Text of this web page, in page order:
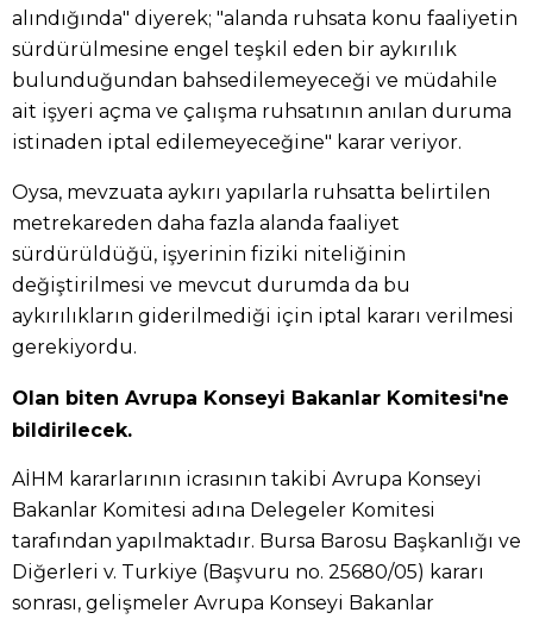
alındığında" diyerek; "alanda ruhsata konu faaliyetin
sürdürülmesine engel teşkil eden bir aykırılık
bulunduğundan bahsedilemeyeceği ve müdahile
ait işyeri açma ve çalışma ruhsatının anılan duruma
istinaden iptal edilemeyeceğine" karar veriyor.
Oysa, mevzuata aykırı yapılarla ruhsatta belirtilen
metrekareden daha fazla alanda faaliyet
sürdürüldüğü, işyerinin fiziki niteliğinin
değiştirilmesi ve mevcut durumda da bu
aykırılıkların giderilmediği için iptal kararı verilmesi
gerekiyordu.
Olan biten Avrupa Konseyi Bakanlar Komitesi'ne
bildirilecek.
AİHM kararlarının icrasının takibi Avrupa Konseyi
Bakanlar Komitesi adına Delegeler Komitesi
tarafından yapılmaktadır. Bursa Barosu Başkanlığı ve
Diğerleri v. Turkiye (Başvuru no. 25680/05) kararı
sonrası, gelişmeler Avrupa Konseyi Bakanlar